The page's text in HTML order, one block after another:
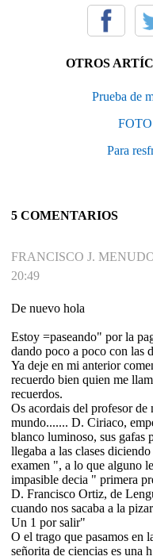
OTROS
Prueba de
Para
5 COMENTARIOS
FRANCISCO J.
20:49
De nuevo hola
Estoy =paseando" por la
dando poco a poco con las
Ya deje en mi anterior
recuerdo bien quien me
recuerdos.
Os acordais del profesor de
mundo....... D. Ciriaco,
blanco luminoso, sus gafas
llegaba a las clases
examen ", a lo que alguno
impasible decia " primera
D. Francisco Ortiz, de
cuando nos sacaba a la
Un 1 por salir"
O el trago que pasamos en
señorita de ciencias es una